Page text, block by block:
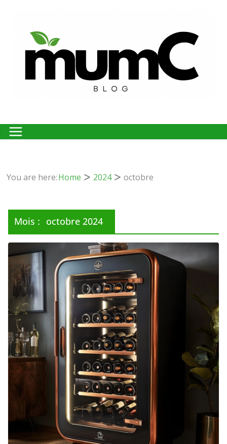
contenu
You are here:Home 2024 octobre
Mois : octobre 2024